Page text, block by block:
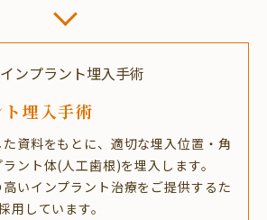
埋入手術
資料をもとに、適切な埋入位置・角
ント体(人工歯根)を埋入します。
いインプラント治療をご提供するた
用しています。